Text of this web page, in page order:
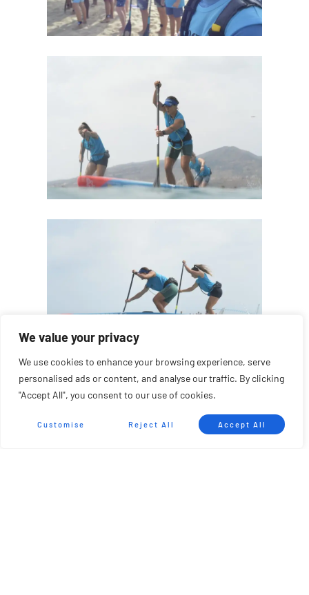
We value your privacy
We use cookies to enhance your browsing experience, serve
personalised ads or content, and analyse our traffic. By clicking
"Accept All", you consent to our use of cookies.
Customise Reject All Accept All